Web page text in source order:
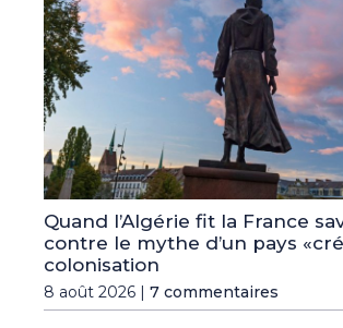
Quand l’Algérie fit la France
contre le mythe d’un pays
colonisation
8 août 2026 | 7 commentaires